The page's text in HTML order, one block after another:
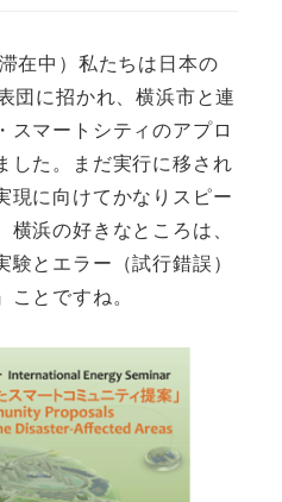
在中）私たちは日本の
団に招かれ、横浜市と連
スマートシティのアプロ
した。まだ実行に移され
現に向けてかなりスピー
浜の好きなところは、
とエラー（試行錯誤）
とですね。